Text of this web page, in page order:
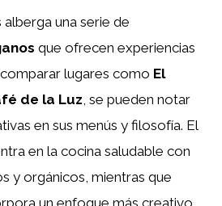
una serie de
que ofrecen experiencias
comparar lugares como El
de la Luz , se pueden notar
en sus menús y filosofía. El
en la cocina saludable con
y orgánicos, mientras que
un enfoque más creativo,